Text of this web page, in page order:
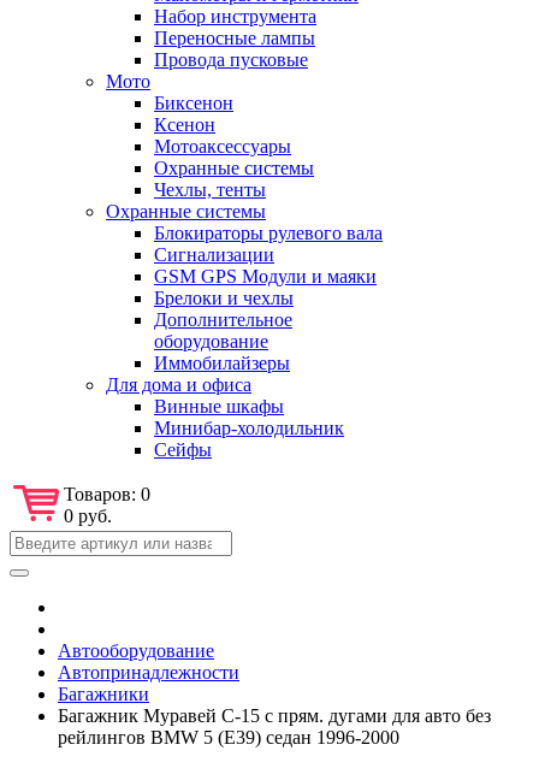
Набор инструмента
Переносные лампы
Провода пусковые
Мото
Биксенон
Ксенон
Мотоаксессуары
Охранные системы
Чехлы, тенты
Охранные системы
Блокираторы рулевого вала
Сигнализации
GSM GPS Модули и маяки
Брелоки и чехлы
Дополнительное
оборудование
Иммобилайзеры
Для дома и офиса
Винные шкафы
Минибар-холодильник
Сейфы
Товаров: 0
0 руб.
Автооборудование
Автопринадлежности
Багажники
Багажник Муравей С-15 с прям. дугами для авто без
рейлингов BMW 5 (Е39) седан 1996-2000